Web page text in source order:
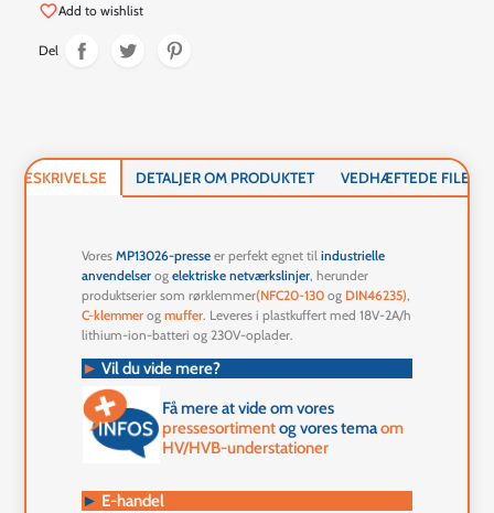
favorite_borderAdd to wishlist
Del
BESKRIVELSE DETALJER OM PRODUKTET VEDHÆFTEDE FILER
VoresMP13026-presse er perfekt egnet tilindustrielle
anvendelser ogelektriske netværkslinjer, herunder
produktserier som rørklemmer(NFC20-130 og DIN46235),
C-klemmer ogmuffer. Leveres i plastkuffert med 18V-2A/h
lithium-ion-batteri og 230V-oplader.
► Vil du vide mere?
Få mere at vide om vores
pressesortimentog vores temaom
HV/HVB-understationer
► E-handel